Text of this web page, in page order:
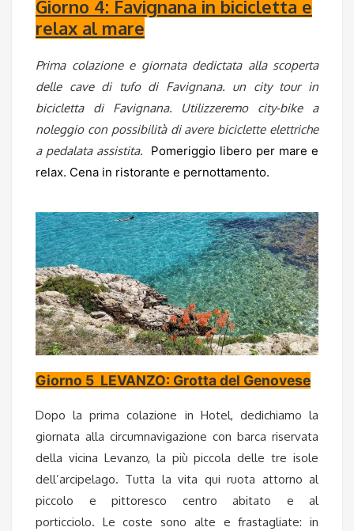
Giorno 4: Favignana in bicicletta e
relax al mare
Prima colazione e giornata dedictata alla scoperta
delle cave di tufo di Favignana. un city tour in
bicicletta di Favignana. Utilizzeremo city-bike a
noleggio con possibilità di avere biciclette elettriche
a pedalata assistita.
Pomeriggio libero per mare e
relax. Cena in ristorante e pernottamento.
Giorno 5 LEVANZO: Grotta del Genovese
Dopo la prima colazione in Hotel, dedichiamo la
giornata alla circumnavigazione con barca riservata
della vicina Levanzo, la più piccola delle tre isole
dell’arcipelago. Tutta la vita qui ruota attorno al
piccolo e pittoresco centro abitato e al
porticciolo. Le coste sono alte e frastagliate: in